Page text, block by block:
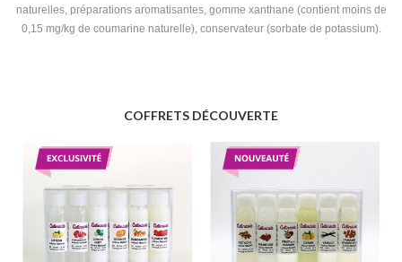
naturelles, préparations aromatisantes, gomme xanthane (contient moins de
0,15 mg/kg de coumarine naturelle), conservateur (sorbate de potassium).
COFFRETS DÉCOUVERTE